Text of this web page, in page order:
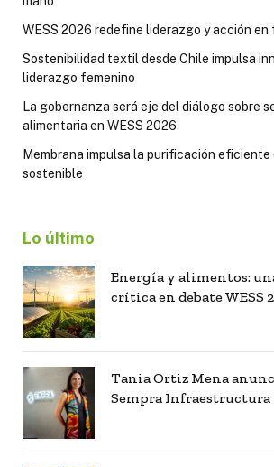
WESS 2026 redefine liderazgo y acción
Sostenibilidad textil desde Chile impulsa
liderazgo femenino
La gobernanza será eje del diálogo sobre
alimentaria en WESS 2026
Membrana impulsa la purificación eficiente
sostenible
Lo último
Energía y alimentos:
crítica en debate WESS
Tania Ortiz Mena
Sempra Infraestructura